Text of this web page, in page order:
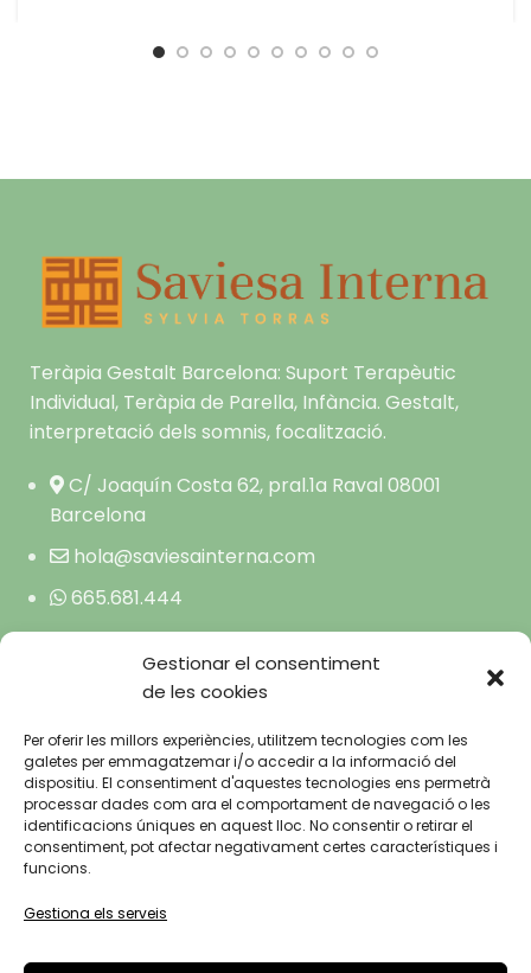
Gestionar el consentiment
de les cookies
Per oferir les millors experiències, utilitzem tecnologies com les
galetes per emmagatzemar i/o accedir a la informació del
dispositiu. El consentiment d'aquestes tecnologies ens permetrà
processar dades com ara el comportament de navegació o les
identificacions úniques en aquest lloc. No consentir o retirar el
consentiment, pot afectar negativament certes característiques i
funcions.
Gestiona els serveis
Teràpia Gestalt Barcelona: Suport Terapèutic
Individual, Teràpia de Parella, Infància. Gestalt,
interpretació dels somnis, focalització.
C/ Joaquín Costa 62, pral.1a Raval 08001
Barcelona
hola@saviesainterna.com
665.681.444
TERÀPIA GESTALT AL TEU
ABAST
CENTRE
BLOG
FAQ’S
POLÍTICA DE
PRIVACITAT
POLÍTICA DE
COOKIES